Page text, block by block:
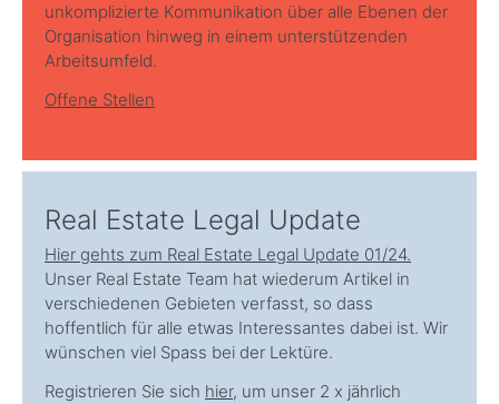
unkomplizierte Kommunikation über alle Ebenen der
Organisation hinweg in einem unterstützenden
Arbeitsumfeld.
Offene Stellen
Real Estate Legal Update
Hier gehts zum Real Estate Legal Update 01/24.
Unser Real Estate Team hat wiederum Artikel in
verschiedenen Gebieten verfasst, so dass
hoffentlich für alle etwas Interessantes dabei ist. Wir
wünschen viel Spass bei der Lektüre.
Registrieren Sie sich hier, um unser 2 x jährlich